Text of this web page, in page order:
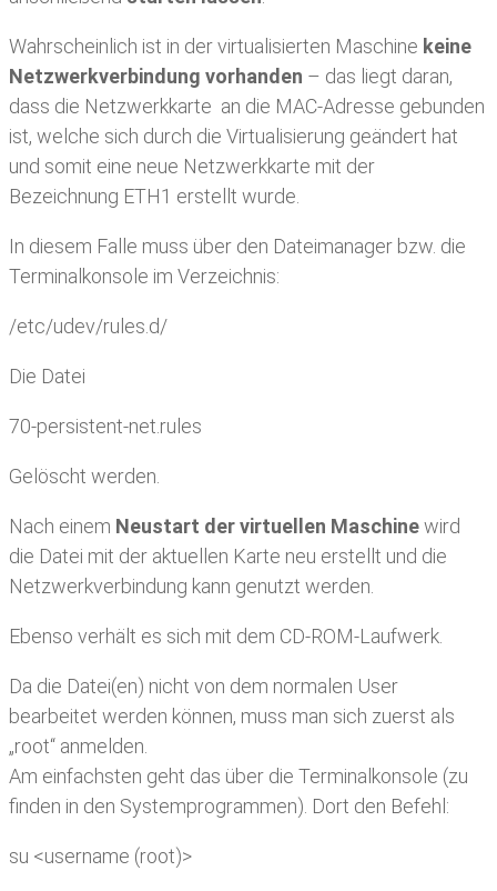
Wahrscheinlich ist in der virtualisierten Maschine keine
Netzwerkverbindung vorhanden – das liegt daran,
dass die Netzwerkkarte an die MAC-Adresse gebunden
ist, welche sich durch die Virtualisierung geändert hat
und somit eine neue Netzwerkkarte mit der
Bezeichnung ETH1 erstellt wurde.
In diesem Falle muss über den Dateimanager bzw. die
Terminalkonsole im Verzeichnis:
/etc/udev/rules.d/
Die Datei
70-persistent-net.rules
Gelöscht werden.
Nach einem Neustart der virtuellen Maschinewird
die Datei mit der aktuellen Karte neu erstellt und die
Netzwerkverbindung kann genutzt werden.
Ebenso verhält es sich mit dem CD-ROM-Laufwerk.
Da die Datei(en) nicht von dem normalen User
bearbeitet werden können, muss man sich zuerst als
„root“ anmelden.
Am einfachsten geht das über die Terminalkonsole (zu
finden in den Systemprogrammen). Dort den Befehl:
su <username (root)>